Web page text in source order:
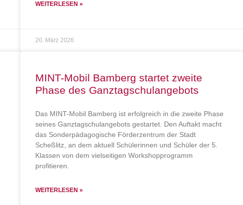
WEITERLESEN »
20. März 2026
MINT-Mobil Bamberg startet zweite
Phase des Ganztagschulangebots
Das MINT-Mobil Bamberg ist erfolgreich in die zweite Phase
seines Ganztagschulangebots gestartet. Den Auftakt macht
das Sonderpädagogische Förderzentrum der Stadt
Scheßlitz, an dem aktuell Schülerinnen und Schüler der 5.
Klassen von dem vielseitigen Workshopprogramm
profitieren.
WEITERLESEN »